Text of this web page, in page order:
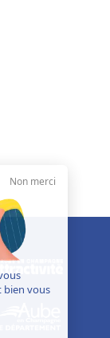
Non merci
vous
bien vous